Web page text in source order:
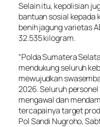
Selain itu, kepolisian
bantuan sosial kepada
benih jagung varietas
32.535 kilogram.
“Polda Sumatera
mendukung seluruh
mewujudkan
2026. Seluruh
mengawal dan
tercapainya target
Pol Sandi Nugroho,